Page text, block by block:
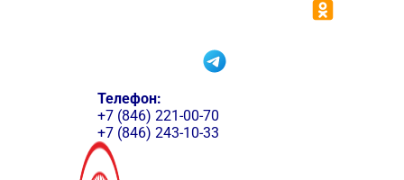
Телефон:
+7 (846) 221-00-70
+7 (846) 243-10-33